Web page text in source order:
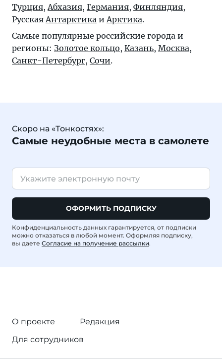
Турция,Абхазия, Германия, Финляндия,
РусскаяАнтарктика иАрктика.
Самые популярные российские города и
регионы: Золотое кольцо, Казань, Москва,
Санкт-Петербург, Сочи.
Скоро на «Тонкостях»:
Самые неудобные места в самолете
ОФОРМИТЬ ПОДПИСКУ
Конфиденциальность данных гарантируется, от подписки
можно отказаться в любой момент. Оформляя подписку,
вы даете Согласие на получение рассылки.
О проекте
Редакция
Для сотрудников